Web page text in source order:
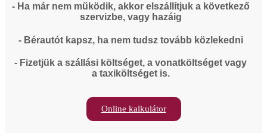
- Ha már nem működik, akkor elszállítjuk a következő
szervizbe, vagy hazáig
- Bérautót kapsz, ha nem tudsz tovább közlekedni
- Fizetjük a szállási költséget, a vonatköltséget vagy
a taxiköltséget is.
Online kalkulátor